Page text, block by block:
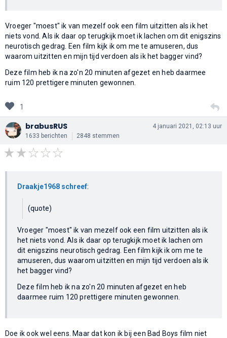
Vroeger "moest" ik van mezelf ook een film uitzitten als ik het
niets vond. Als ik daar op terugkijk moet ik lachen om dit enigszins
neurotisch gedrag. Een film kijk ik om me te amuseren, dus
waarom uitzitten en mijn tijd verdoen als ik het bagger vind?
Deze film heb ik na zo'n 20 minuten afgezet en heb daarmee
ruim 120 prettigere minuten gewonnen.
1
brabusRUS
1633 berichten 2848 stemmen
4 januari 2021, 02:13 uur
Draakje1968 schreef:
(quote)
Vroeger "moest" ik van mezelf ook een film uitzitten als ik
het niets vond. Als ik daar op terugkijk moet ik lachen om
dit enigszins neurotisch gedrag. Een film kijk ik om me te
amuseren, dus waarom uitzitten en mijn tijd verdoen als ik
het bagger vind?
Deze film heb ik na zo'n 20 minuten afgezet en heb
daarmee ruim 120 prettigere minuten gewonnen.
Doe ik ook wel eens. Maar dat kon ik bij een Bad Boys film niet